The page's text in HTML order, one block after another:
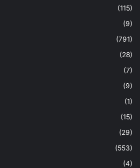
(115)
(9)
(791)
(28)
(7)
(9)
(1)
(15)
(29)
(553)
(4)